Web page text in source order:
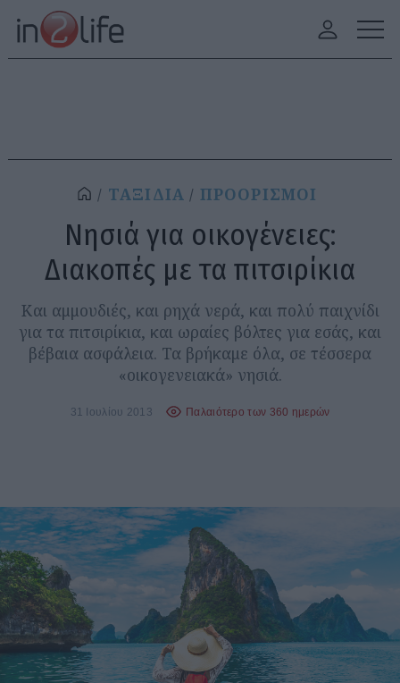
ΤΑΞΙΔΙΑ ΠΡΟΟΡΙΣΜΟΙ
Νησιά για οικογένειες:
Διακοπές με τα πιτσιρίκια
Και αμμουδιές, και ρηχά νερά, και πολύ παιχνίδι
για τα πιτσιρίκια, και ωραίες βόλτες για εσάς, και
βέβαια ασφάλεια. Τα βρήκαμε όλα, σε τέσσερα
«οικογενειακά» νησιά.
31 Ιουλίου 2013 Παλαιότερο των 360 ημερών